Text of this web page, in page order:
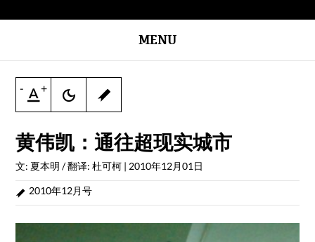
MENU
- +
黄伟凯：通往超现实城市
文: 夏本明 / 翻译: 杜可柯 | 2010年12月01日
2010年12月号